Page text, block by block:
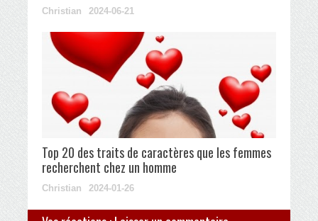
Christian 2024-06-21
Top 20 des traits de caractères que les femmes
recherchent chez un homme
Christian 2024-01-26